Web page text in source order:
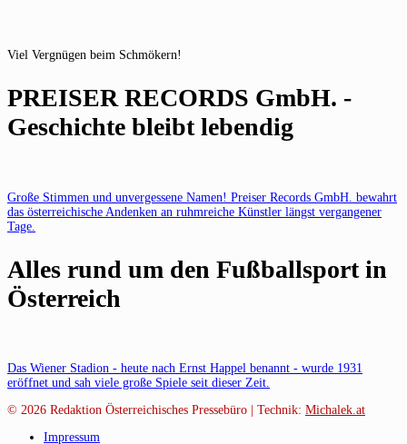
Viel Vergnügen beim Schmökern!
PREISER RECORDS GmbH. -
Geschichte bleibt lebendig
Große Stimmen und unvergessene Namen! Preiser Records GmbH. bewahrt
das österreichische Andenken an ruhmreiche Künstler längst vergangener
Tage.
Alles rund um den Fußballsport in
Österreich
Das Wiener Stadion - heute nach Ernst Happel benannt - wurde 1931
eröffnet und sah viele große Spiele seit dieser Zeit.
© 2026 Redaktion Österreichisches Pressebüro | Technik: Michalek.at
Impressum